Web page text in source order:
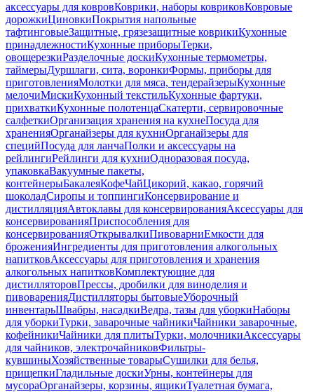
аксессуары для ковровКоврики, наборы ковриковКовровые
дорожкиЦиновкиПокрытия напольные
тафтинговыеЗащитные, грязезащитные коврикиКухонные
принадлежностиКухонные приборыТерки,
овощерезкиРазделочные доскиКухонные термометры,
таймерыДуршлаги, сита, воронкиФормы, приборы для
приготовленияМолотки для мяса, тендерайзерыКухонные
мелочиМискиКухонный текстильКухонные фартуки,
прихваткиКухонные полотенцаСкатерти, сервировочные
салфеткиОрганизация хранения на кухнеПосуда для
храненияОрганайзеры для кухниОрганайзеры для
специйПосуда для ланчаПолки и аксессуары на
рейлингиРейлинги для кухниОдноразовая посуда,
упаковкаВакуумные пакеты,
контейнерыБакалеяКофеЧайЦикорий, какао, горячий
шоколадСиропы и топпингиКонсервирование и
дистилляцияАвтоклавы для консервированияАксессуары для
консервированияПриспособления для
консервированияОткрывалкиПивоварниЕмкости для
броженияИнгредиенты для приготовления алкогольных
напитковАксессуары для приготовления и хранения
алкогольных напитковКомплектующие для
дистилляторовПрессы, дробилки для виноделия и
пивоваренияДистилляторы бытовыеУборочный
инвентарьШвабры, насадкиВедра, тазы для уборкиНаборы
для уборкиТурки, заварочные чайникиЧайники заварочные,
кофейникиЧайники для плитыТурки, молочникиАксессуары
для чайников, электрочайниковФильтры-
кувшиныХозяйственные товарыСушилки для белья,
прищепкиГладильные доскиУрны, контейнеры для
мусораОрганайзеры, корзины, ящикиТуалетная бумага,